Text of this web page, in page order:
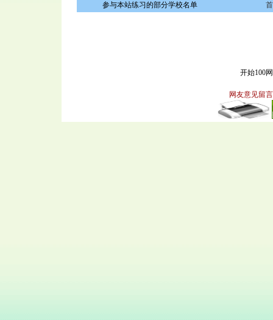
参与本站练习的部分学校名单
开始100
网友意见留